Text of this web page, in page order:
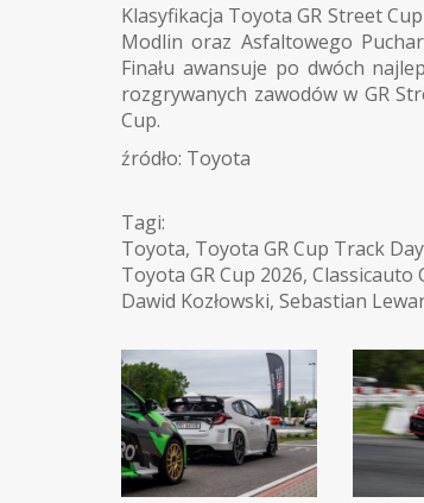
Klasyfikacja Toyota GR Street
Modlin oraz Asfaltowego
Finału awansuje po dwóch
rozgrywanych zawodów w GR
Cup.
źródło: Toyota
Tagi:
Toyota, Toyota GR Cup Track
Toyota GR Cup 2026, Classicauto
Dawid Kozłowski, Sebastian